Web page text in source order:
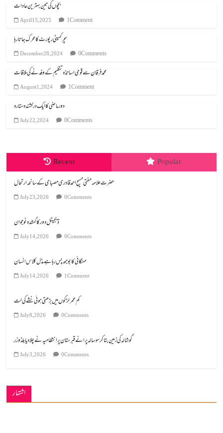
بچوں کی تین بہترین عادات
April 15, 2025 1 Comment
سچر کمیٹی رپورٹ کا محرک جاتا رہا
December 28, 2024 0 Comments
محمد فرقان سے قومی اساتذہ تنظیم کے وفد نے کی ملاقات
August 1, 2024 1 Comment
دور ماضی کا ایک درخشندہ ستارہ
July 22, 2024 0 Comments
Recent Popular
July 23, 2026 0 Comments
ڈیجیٹل دور کا گمشدہ نوجوان
July 14, 2026 0 Comments
مہنگائی کا بوجھ پس رہا ہے مڈل کلاس انسان
July 14, 2026 1 Comment
کم عمر لڑکوں میں بڑھتی ہوئی نشے کی لت
July 8, 2026 0 Comments
گوشالہ کی زمین بتا کر سوسالہ پرانے قبرستان پر انتظامیہ نے چلا دیا بلڈوزر
July 3, 2026 0 Comments
اشتہار